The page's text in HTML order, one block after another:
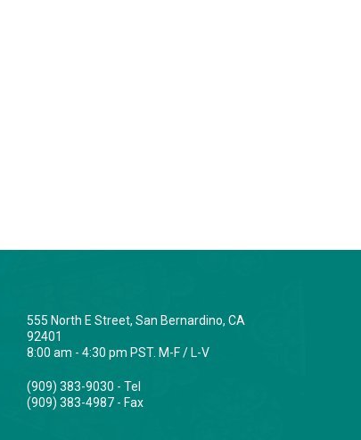
555 North E Street, San Bernardino, CA
92401
8:00 am - 4:30 pm PST. M-F / L-V
(909) 383-9030 - Tel
(909) 383-4987 - Fax